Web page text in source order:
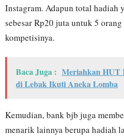
Instagram. Adapun total hadiah
sebesar Rp20 juta untuk 5
kompetisinya.
Baca Juga : Meriahkan HUT
di Lebak Ikuti Aneka Lomba
Kemudian, bank bjb juga
menarik lainnya berupa hadiah